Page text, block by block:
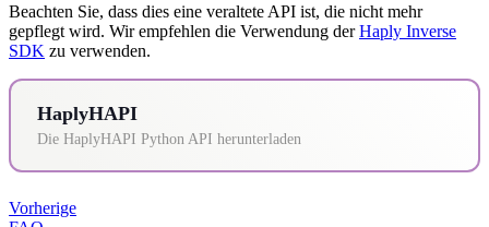
Beachten Sie, dass dies eine veraltete API ist, die nicht mehr
gepflegt wird. Wir empfehlen die Verwendung derHaply Inverse
SDK zu verwenden.
HaplyHAPI
Die HaplyHAPI Python API herunterladen
Vorherige